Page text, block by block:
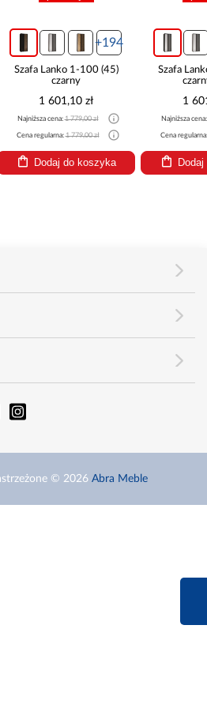
+194
Szafa Lanko 1-100 (45)
czarny
1 601,10 zł
Najniższa cena:1 779,00 zł
Cena regularna:1 779,00 zł
Dodaj do koszyka
Szafa
1
Najniższa
Cena
© 2026 Abra Meble